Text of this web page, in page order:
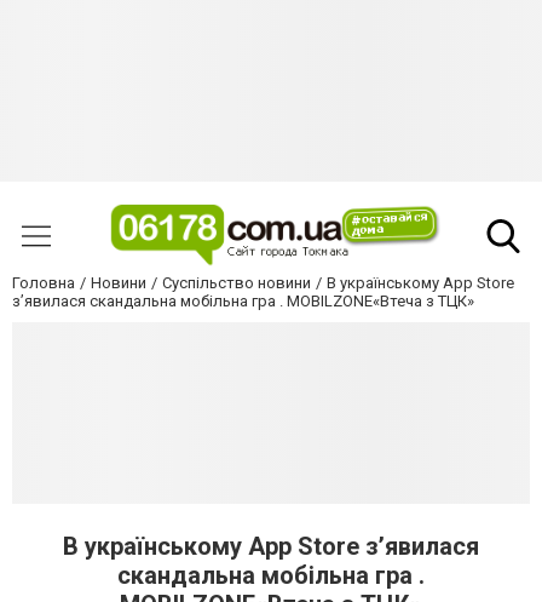
Головна Новини Суспільство новини
В українському App Store
з’явилася скандальна мобільна гра . MOBILZONE«Втеча з ТЦК»
В українському App Store з’явилася
скандальна мобільна гра .